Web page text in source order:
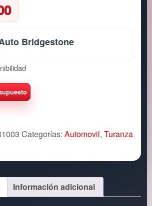
Bridgestone
Categorías: Automovil, Turanza
Información adicional